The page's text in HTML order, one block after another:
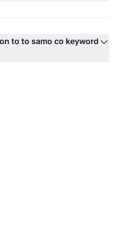
to to samo co keyword